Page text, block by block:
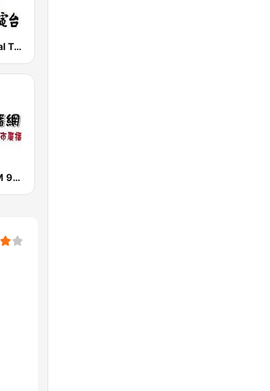
PBS - National Transportation
城市廣播網 FM 92.9 城市廣播